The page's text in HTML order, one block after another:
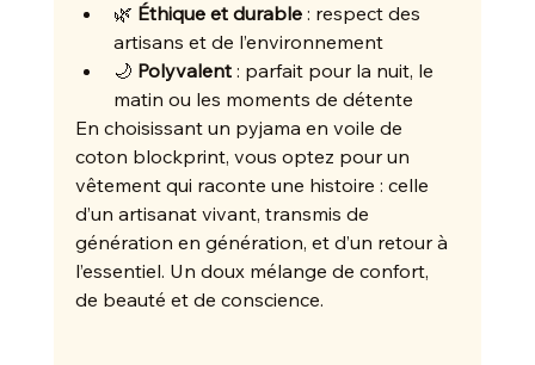
🌿 Éthique et durable : respect des
artisans et de l’environnement
🌙 Polyvalent : parfait pour la nuit, le
matin ou les moments de détente
En choisissant un pyjama en voile de
coton blockprint, vous optez pour un
vêtement qui raconte une histoire : celle
d’un artisanat vivant, transmis de
génération en génération, et d’un retour à
l’essentiel. Un doux mélange de confort,
de beauté et de conscience.